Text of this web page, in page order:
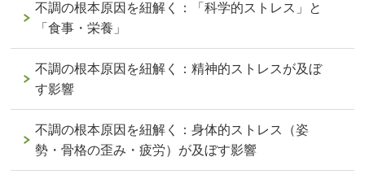
不調の根本原因を紐解く：「科学的ストレス」と
「食事・栄養」
不調の根本原因を紐解く：精神的ストレスが及ぼ
す影響
不調の根本原因を紐解く：身体的ストレス（姿
勢・骨格の歪み・疲労）が及ぼす影響